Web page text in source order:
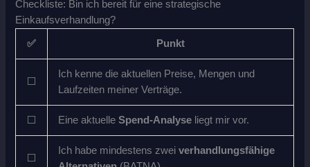
Checkliste: Bin ich bereit für eine strategische
Einkaufsverhandlung?
✅ Punkt
⬜
Ich kenne die aktuellen Preise, Mengen und
Laufzeiten meiner Verträge.
⬜ Eine aktuelleSpend-Analyse liegt mir vor.
⬜
Ich habe mindestens zweiverhandlungsfähige